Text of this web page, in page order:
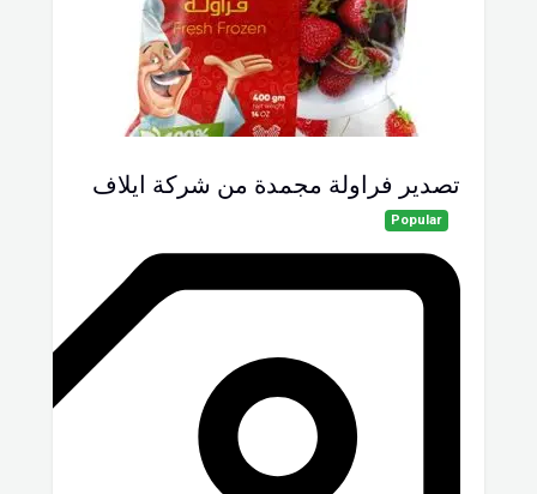
تصدير فراولة مجمدة من شركة ايلاف
Popular